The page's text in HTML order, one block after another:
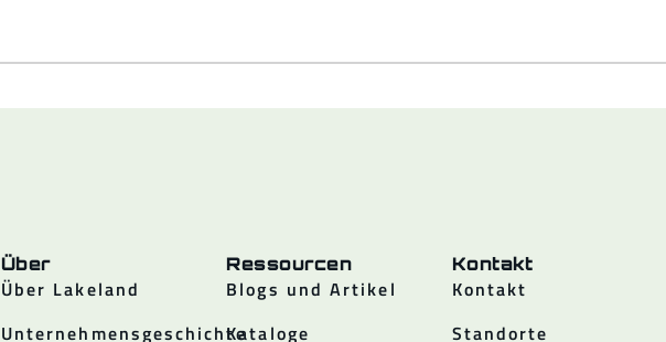
Über
Über Lakeland
Unternehmensgeschichte
Ressourcen
Blogs und Artikel
Kataloge
Kontakt
Kontakt
Standorte